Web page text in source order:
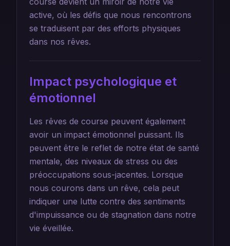
active, où les défis que nous rencontrons
se traduisent par des efforts physiques
dans nos rêves.
Impact psychologique et
émotionnel
Les rêves de course peuvent également
avoir un impact émotionnel puissant. Ils
peuvent être le reflet de notre état de santé
mentale, des niveaux de stress ou des
préoccupations sous-jacentes. Lorsque
nous courons dans un rêve, cela peut
indiquer une lutte contre des sentiments
d'impuissance ou de stagnation dans notre
vie éveillée.